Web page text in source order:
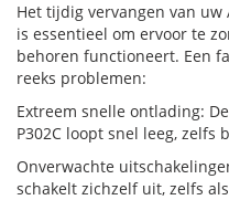
Het tijdig vervangen van uw
is essentieel om ervoor te
behoren functioneert. Een
reeks problemen:
Extreem snelle ontlading:
P302C loopt snel leeg, zelfs
Onverwachte
schakelt zichzelf uit, zelfs